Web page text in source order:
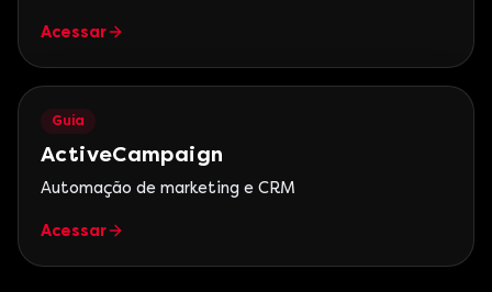
Acessar
Guia
ActiveCampaign
Automação de marketing e CRM
Acessar